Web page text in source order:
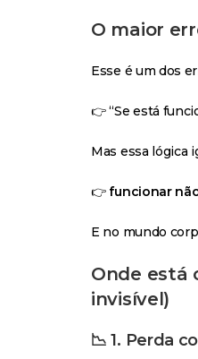
O maior
Esse é um dos
👉 “Se está
Mas essa lógica
👉 funcionar
E no mundo
Onde está
invisível)
📉1. Perda